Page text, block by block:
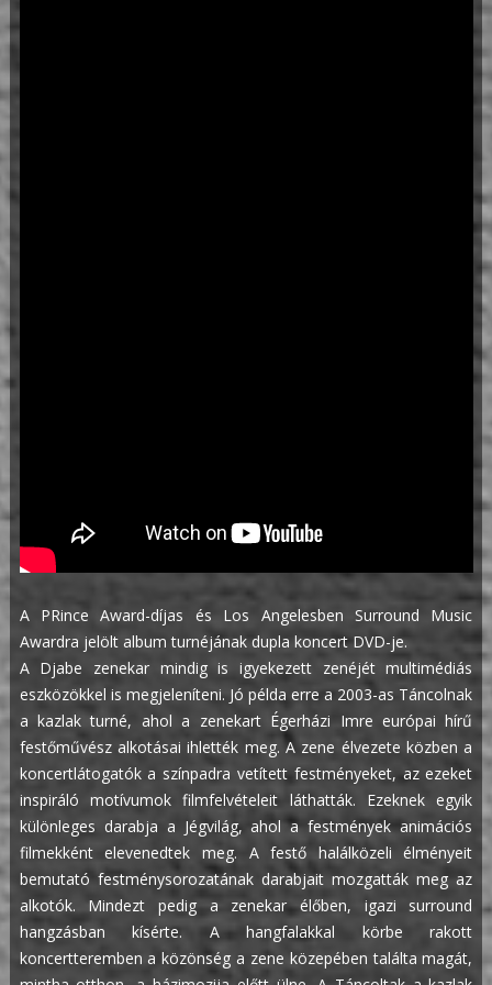
A PRince Award-díjas és Los Angelesben Surround Music
Awardra jelölt album turnéjának dupla koncert DVD-je.
A Djabe zenekar mindig is igyekezett zenéjét multimédiás
eszközökkel is megjeleníteni. Jó példa erre a 2003-as Táncolnak
a kazlak turné, ahol a zenekart Égerházi Imre európai hírű
festőművész alkotásai ihlették meg. A zene élvezete közben a
koncertlátogatók a színpadra vetített festményeket, az ezeket
inspiráló motívumok filmfelvételeit láthatták. Ezeknek egyik
különleges darabja a Jégvilág, ahol a festmények animációs
filmekként elevenedtek meg. A festő halálközeli élményeit
bemutató festménysorozatának darabjait mozgatták meg az
alkotók. Mindezt pedig a zenekar élőben, igazi surround
hangzásban kísérte. A hangfalakkal körbe rakott
koncertteremben a közönség a zene közepében találta magát,